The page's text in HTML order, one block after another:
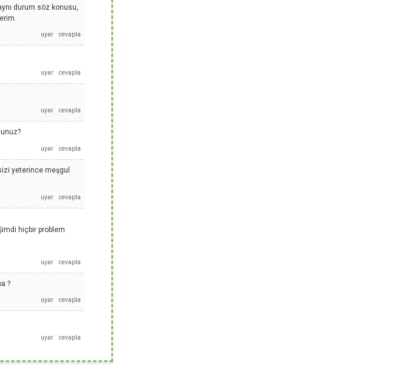
durum söz konusu,
yeterince meşgul
hiçbir problem
?